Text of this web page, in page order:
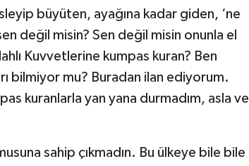
büyüten, ayağına kadar giden, ‘ne
değil misin? Sen değil misin onunla el
Kuvvetlerine kumpas kuran? Ben
bilmiyor mu? Buradan ilan ediyorum.
kuranlarla yan yana durmadım, asla ve
sahip çıkmadın. Bu ülkeye bile bile